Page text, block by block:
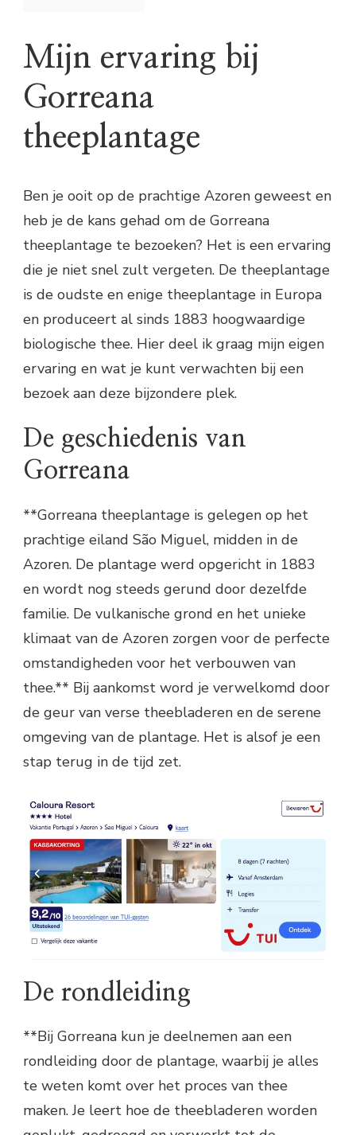
Mijn ervaring bij
Gorreana
theeplantage
Ben je ooit op de prachtige Azoren geweest en
heb je de kans gehad om de Gorreana
theeplantage te bezoeken? Het is een ervaring
die je niet snel zult vergeten. De theeplantage
is de oudste en enige theeplantage in Europa
en produceert al sinds 1883 hoogwaardige
biologische thee. Hier deel ik graag mijn eigen
ervaring en wat je kunt verwachten bij een
bezoek aan deze bijzondere plek.
De geschiedenis van
Gorreana
**Gorreana theeplantage is gelegen op het
prachtige eiland São Miguel, midden in de
Azoren. De plantage werd opgericht in 1883
en wordt nog steeds gerund door dezelfde
familie. De vulkanische grond en het unieke
klimaat van de Azoren zorgen voor de perfecte
omstandigheden voor het verbouwen van
thee.** Bij aankomst word je verwelkomd door
de geur van verse theebladeren en de serene
omgeving van de plantage. Het is alsof je een
stap terug in de tijd zet.
De rondleiding
**Bij Gorreana kun je deelnemen aan een
rondleiding door de plantage, waarbij je alles
te weten komt over het proces van thee
maken. Je leert hoe de theebladeren worden